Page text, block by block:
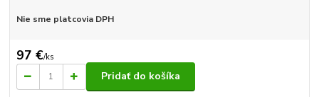
Nie sme platcovia DPH
97 €/ks
Pridať do košíka